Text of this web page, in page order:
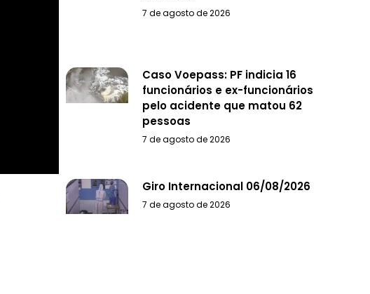
7 de agosto de 2026
Caso Voepass: PF indicia 16
funcionários e ex-funcionários
pelo acidente que matou 62
pessoas
7 de agosto de 2026
Giro Internacional 06/08/2026
7 de agosto de 2026